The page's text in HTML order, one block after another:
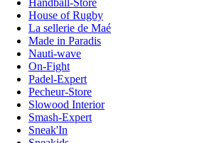
House of Rugby
La sellerie de Maé
Made in Paradis
Nauti-wave
On-Fight
Padel-Expert
Pecheur-Store
Slowood Interior
Smash-Expert
Sneak'In